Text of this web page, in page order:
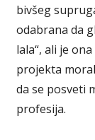
bivšeg
odabrana da
lala“, ali je
projekta
da se posveti
profesija.